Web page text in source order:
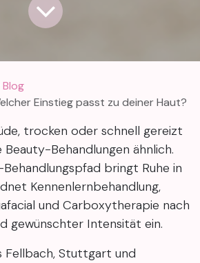
Einstieg passt zu deiner Haut?
trocken oder schnell gereizt
Behandlungen ähnlich.
bringt Ruhe in
Kennenlernbehandlung,
und Carboxytherapie nach
gewünschter Intensität ein.
Fellbach, Stuttgart und